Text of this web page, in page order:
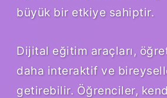
büyük bir etkiye sahiptir.
Dijital eğitim araçları,
daha interaktif ve
getirebilir. Öğrenciler,